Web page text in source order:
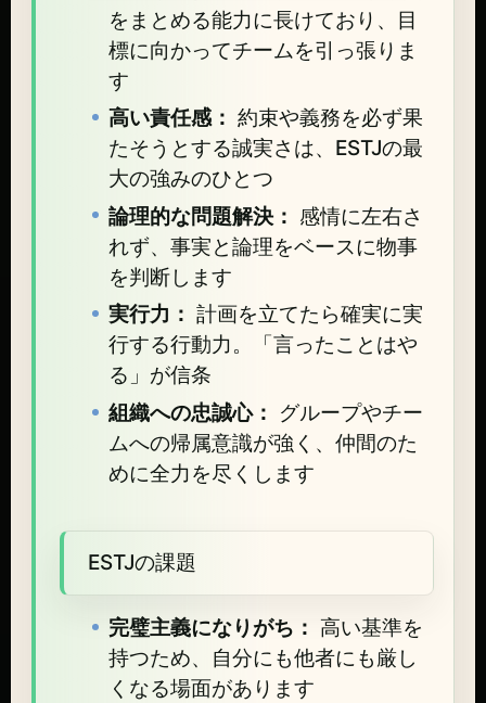
をまとめる能力に長けており、目
標に向かってチームを引っ張りま
す
高い責任感： 約束や義務を必ず果
たそうとする誠実さは、ESTJの最
大の強みのひとつ
論理的な問題解決： 感情に左右さ
れず、事実と論理をベースに物事
を判断します
実行力： 計画を立てたら確実に実
行する行動力。「言ったことはや
る」が信条
組織への忠誠心：
グループやチー
ムへの帰属意識が強く、仲間のた
めに全力を尽くします
ESTJの課題
完璧主義になりがち： 高い基準を
持つため、自分にも他者にも厳し
くなる場面があります